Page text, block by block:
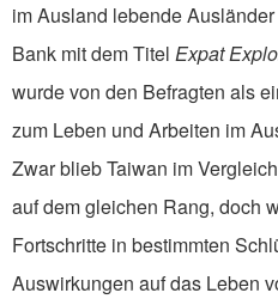
im Ausland lebende
Bank mit dem Titel Expat
wurde von den Befragten als
zum Leben und Arbeiten im
Zwar blieb Taiwan im
auf dem gleichen Rang, doch
Fortschritte in bestimmten
Auswirkungen auf das Leben